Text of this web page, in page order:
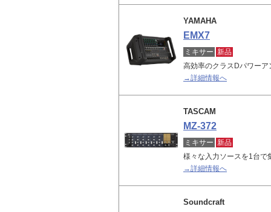
YAMAHA
EMX7
ミキサー 新品
高効率のクラスDパワーア
→詳細情報へ
TASCAM
MZ-372
ミキサー 新品
様々な入力ソースを1台で
→詳細情報へ
Soundcraft